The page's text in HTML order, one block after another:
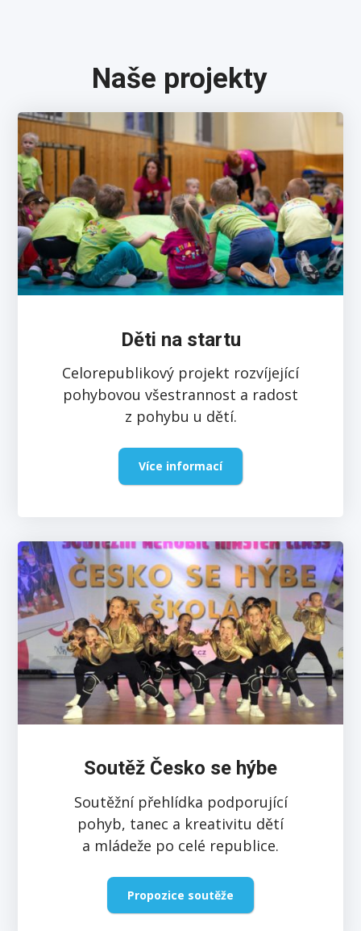
Naše projekty
Děti na startu
Celorepublikový projekt rozvíjející
pohybovou všestrannost a radost
z pohybu u dětí.
Více informací
Soutěž Česko se hýbe
Soutěžní přehlídka podporující
pohyb, tanec a kreativitu dětí
a mládeže po celé republice.
Propozice soutěže